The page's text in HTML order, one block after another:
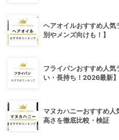
ヘアオイルおすすめ人
別やメンズ向けも！】
フライパンおすすめ人
い・長持ち！2026最新】
マヌカハニーおすすめ
高さを徹底比較・検証